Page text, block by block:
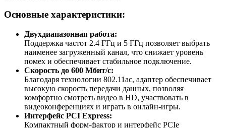
Основные характеристики:
Двухдиапазонная работа:
Поддержка частот 2.4 ГГц и 5 ГГц позволяет выбрать
наименее загруженный канал, что снижает уровень
помех и обеспечивает стабильное подключение.
Скорость до 600 Мбит/с:
Благодаря технологии 802.11ac, адаптер обеспечивает
высокую скорость передачи данных, позволяя
комфортно смотреть видео в HD, участвовать в
видеоконференциях и играть в онлайн-игры.
Интерфейс PCI Express:
Компактный форм-фактор и интерфейс PCIe